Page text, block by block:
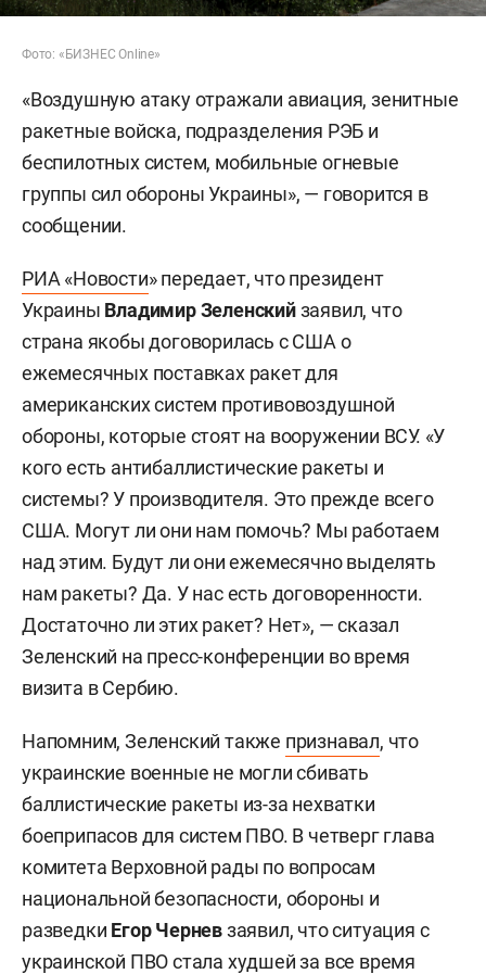
Фото: «БИЗНЕС Online»
«Воздушную атаку отражали авиация, зенитные
ракетные войска, подразделения РЭБ и
беспилотных систем, мобильные огневые
группы сил обороны Украины», — говорится в
сообщении.
РИА «Новости» передает, что президент
Украины Владимир Зеленскийзаявил, что
страна якобы договорилась с США о
ежемесячных поставках ракет для
американских систем противовоздушной
обороны, которые стоят на вооружении ВСУ. «У
кого есть антибаллистические ракеты и
системы? У производителя. Это прежде всего
США. Могут ли они нам помочь? Мы работаем
над этим. Будут ли они ежемесячно выделять
нам ракеты? Да. У нас есть договоренности.
Достаточно ли этих ракет? Нет», — сказал
Зеленский на пресс-конференции во время
визита в Сербию.
Напомним, Зеленский также признавал, что
украинские военные не могли сбивать
баллистические ракеты из-за нехватки
боеприпасов для систем ПВО. В четверг глава
комитета Верховной рады по вопросам
национальной безопасности, обороны и
разведки Егор Черневзаявил, что ситуация с
украинской ПВО стала худшей за все время